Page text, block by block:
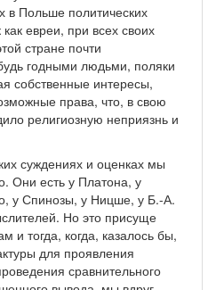
в Польше политических
евреи, при всех своих
стране почти
годными людьми, поляки
собственные интересы,
права, что, в свою
религиозную неприязнь и
суждениях и оценках мы
Они есть у Платона, у
у Спинозы, у Ницше, у Б.-А.
Но это присуще
и тогда, когда, казалось бы,
для проявления
сравнительного